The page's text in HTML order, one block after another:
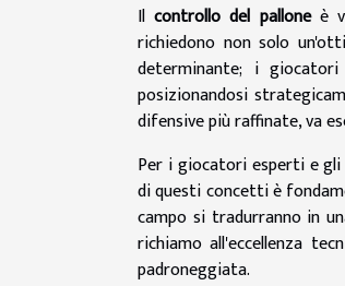
Ilcontrollo del palloneè
richiedono non solo
determinante; i
posizionandosi
difensive più raffinate, va
Per i giocatori esperti e
di questi concetti è
campo si tradurranno in
richiamo all'eccellenza
padroneggiata.